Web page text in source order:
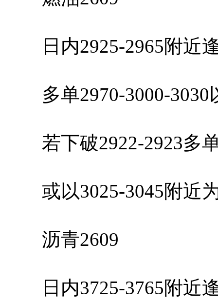
日内2925-2965附近
多单2970-3000-3030
若下破2922-2923多
或以3025-3045附近
沥青2609
日内3725-3765附近